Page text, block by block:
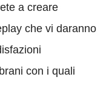
a creare
che vi daranno
con i quali